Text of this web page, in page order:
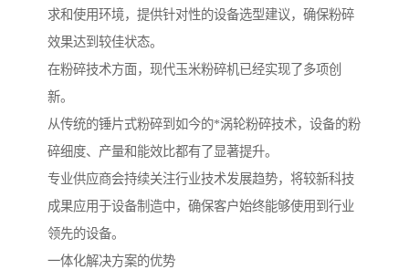
求和使用环境，提供针对性的设备选型建议，确保粉碎
效果达到较佳状态。
在粉碎技术方面，现代玉米粉碎机已经实现了多项创
新。
从传统的锤片式粉碎到如今的*涡轮粉碎技术，设备的粉
碎细度、产量和能效比都有了显著提升。
专业供应商会持续关注行业技术发展趋势，将较新科技
成果应用于设备制造中，确保客户始终能够使用到行业
领先的设备。
一体化解决方案的优势